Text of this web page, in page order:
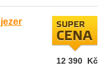
SUPER
CENA
12 390 Kč